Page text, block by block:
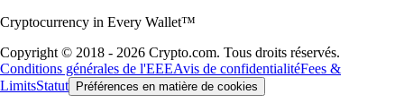
Cryptocurrency in Every Wallet™
Copyright © 2018 - 2026 Crypto.com. Tous droits réservés.
Conditions générales de l'EEEAvis de confidentialitéFees &
LimitsStatut Préférences en matière de cookies